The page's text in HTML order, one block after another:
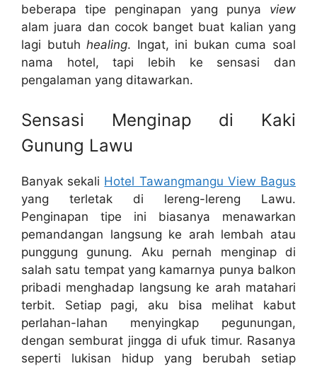
beberapa tipe penginapan yang punya view
alam juara dan cocok banget buat kalian yang
lagi butuhhealing. Ingat, ini bukan cuma soal
nama hotel, tapi lebih ke sensasi dan
pengalaman yang ditawarkan.
Sensasi Menginap di Kaki
Gunung Lawu
Banyak sekali Hotel Tawangmangu View Bagus
yang terletak di lereng-lereng Lawu.
Penginapan tipe ini biasanya menawarkan
pemandangan langsung ke arah lembah atau
punggung gunung. Aku pernah menginap di
salah satu tempat yang kamarnya punya balkon
pribadi menghadap langsung ke arah matahari
terbit. Setiap pagi, aku bisa melihat kabut
perlahan-lahan menyingkap pegunungan,
dengan semburat jingga di ufuk timur. Rasanya
seperti lukisan hidup yang berubah setiap